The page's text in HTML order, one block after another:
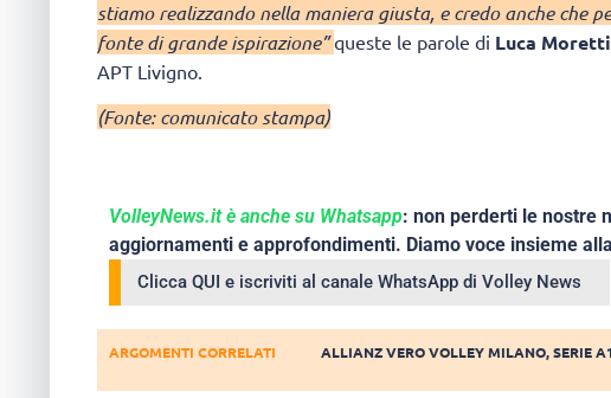
stiamo realizzando nella maniera giusta, e credo anche che
fonte di grande ispirazione”queste le parole di Luca Moretti
APT Livigno.
(Fonte: comunicato stampa)
VolleyNews.it è anche su Whatsapp: non perderti le nostre
aggiornamenti e approfondimenti. Diamo voce insieme
Clicca QUI e iscriviti al canale WhatsApp di Volley News
ARGOMENTI CORRELATI ALLIANZ VERO VOLLEY MILANO,SERIE